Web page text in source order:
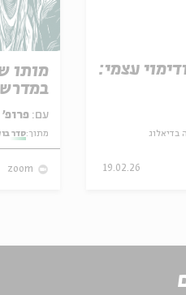
עצמי:
בדיאלוג
19.02.26
מותו
עם: פרופ' אביגדור שנאן
מתוך:סדר
zoom